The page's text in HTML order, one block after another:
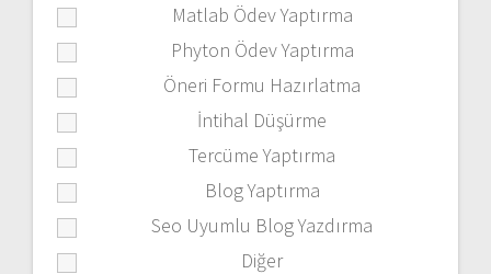
Matlab Ödev Yaptırma
Phyton Ödev Yaptırma
Öneri Formu Hazırlatma
İntihal Düşürme
Tercüme Yaptırma
Blog Yaptırma
Seo Uyumlu Blog Yazdırma
Diğer